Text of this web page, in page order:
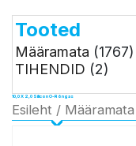
Tooted
Määramata (1767)
TIHENDID (2)
10,0 X 2,0 Silicon O-Rõngas
Esileht / Määramata